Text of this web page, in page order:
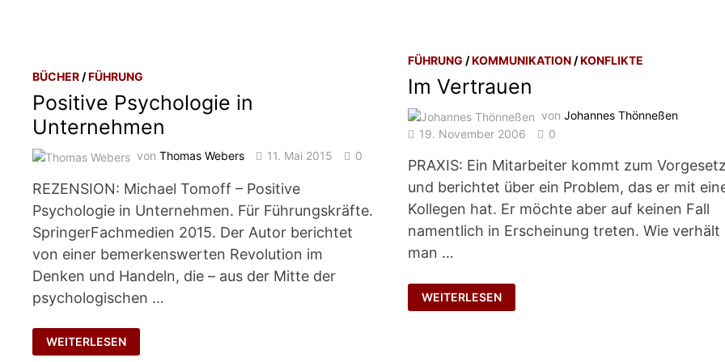
BÜCHER /FÜHRUNG
Positive Psychologie in
Unternehmen
vonThomas Webers 11. Mai 2015 0
REZENSION: Michael Tomoff – Positive
Psychologie in Unternehmen. Für Führungskräfte.
SpringerFachmedien 2015. Der Autor berichtet
von einer bemerkenswerten Revolution im
Denken und Handeln, die – aus der Mitte der
psychologischen …
POSITIVE
PSYCHOLOGIE
IN
WEITERLESEN
FÜHRUNG /KOMMUNIKATION/KONFLIKTE
Im Vertrauen
vonJohannes Thönneßen
19. November 2006
0
PRAXIS: Ein Mitarbeiter kommt zum
und berichtet über ein Problem, das er mit
Kollegen hat. Er möchte aber auf keinen Fall
namentlich in Erscheinung treten. Wie verhält
man …
IM
VERTRAUEN
WEITERLESEN